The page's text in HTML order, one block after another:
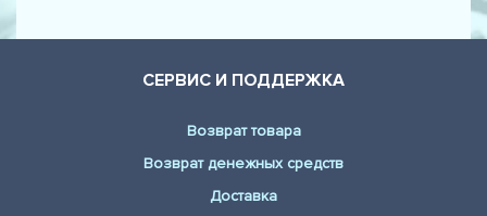
СЕРВИС И ПОДДЕРЖКА
Возврат товара
Возврат денежных средств
Доставка